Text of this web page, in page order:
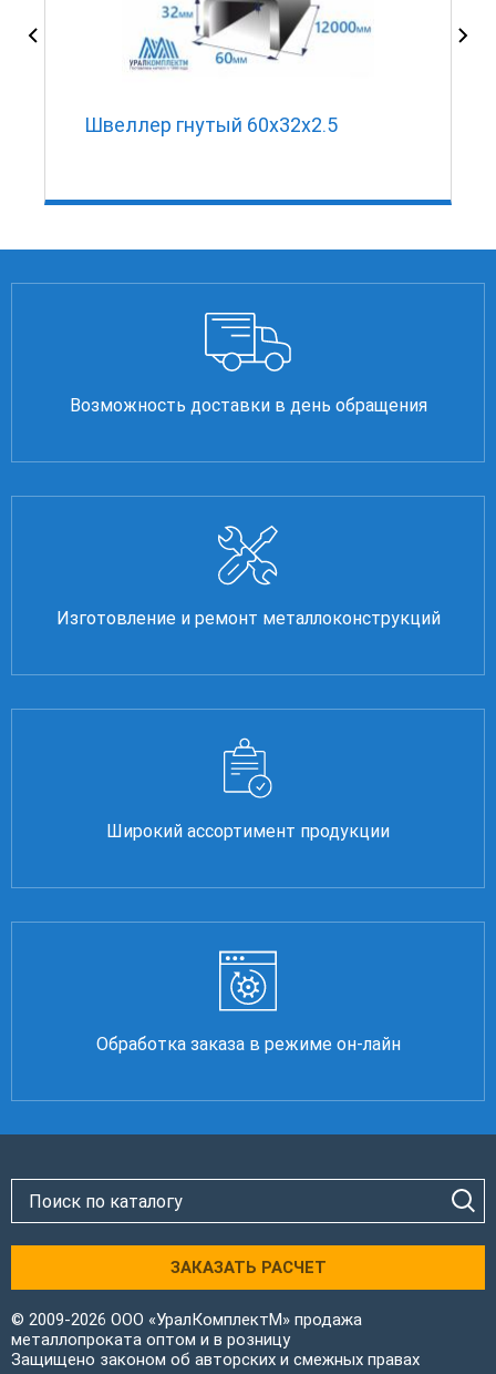
Швеллер гнутый 60х32х2.5
Возможность доставки в день обращения
Изготовление и ремонт металлоконструкций
Широкий ассортимент продукции
Обработка заказа в режиме он-лайн
ЗАКАЗАТЬ РАСЧЕТ
© 2009-2026 ООО «УралКомплектМ» продажа
металлопроката оптом и в розницу
Защищено законом об авторских и смежных правах